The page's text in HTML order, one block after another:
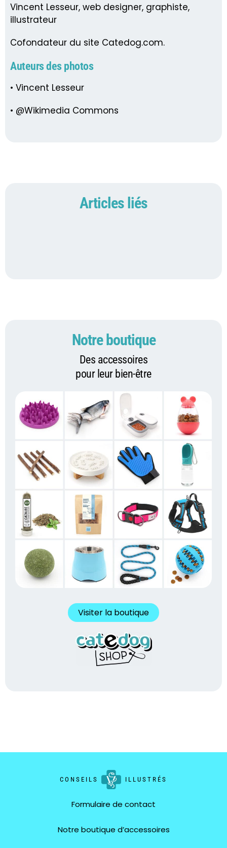
Vincent Lesseur, web designer, graphiste,
illustrateur
Cofondateur du site Catedog.com.
Auteurs des photos
• Vincent Lesseur
• @Wikimedia Commons
Articles liés
Notre boutique
Des accessoires
pour leur bien-être
Visiter la boutique
CONSEILS ILLUSTRÉS
Formulaire de contact
Notre boutique d’accessoires